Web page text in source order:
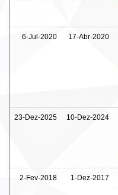
6-Jul-2020 17-Abr-2020
23-Dez-2025 10-Dez-2024
2-Fev-2018 1-Dez-2017